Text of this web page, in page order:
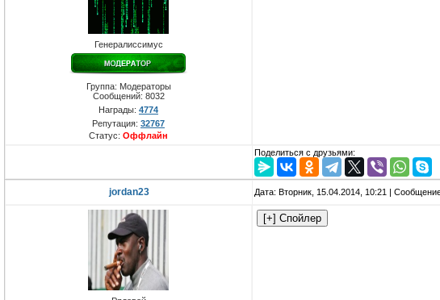
Генералиссимус
Группа: Модераторы
Сообщений: 8032
Награды: 4774
Репутация: 32767
Статус: Оффлайн
Поделиться с друзьями:
jordan23 Дата: Вторник, 15.04.2014, 10:21 |